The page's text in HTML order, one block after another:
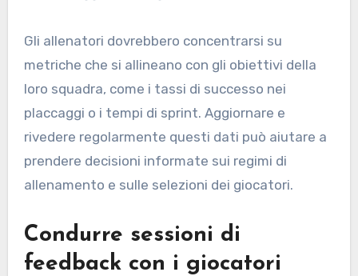
Gli allenatori dovrebbero concentrarsi su
metriche che si allineano con gli obiettivi della
loro squadra, come i tassi di successo nei
placcaggi o i tempi di sprint. Aggiornare e
rivedere regolarmente questi dati può aiutare a
prendere decisioni informate sui regimi di
allenamento e sulle selezioni dei giocatori.
Condurre sessioni di
feedback con i giocatori